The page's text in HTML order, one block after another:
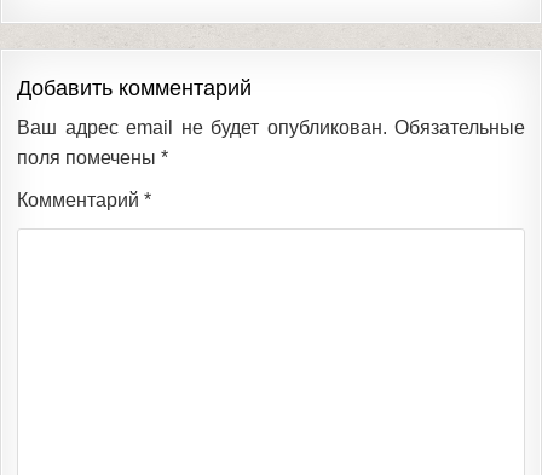
Добавить комментарий
Ваш адрес email не будет опубликован. Обязательные
поля помечены *
Комментарий *